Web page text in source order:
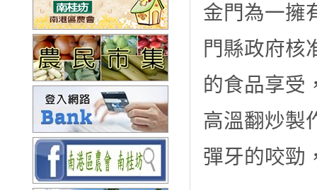
金門為一擁
門縣政府核
的食品享受
高溫翻炒製
彈牙的咬勁